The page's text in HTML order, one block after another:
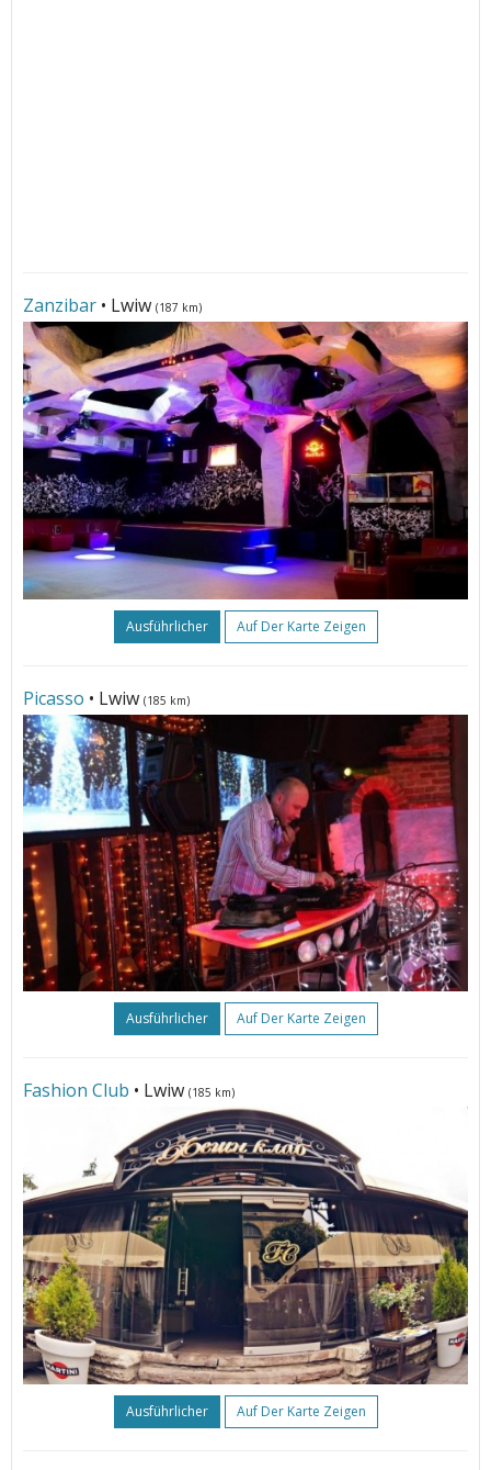
Zanzibar • Lwiw (187 km)
Ausführlicher Auf Der Karte Zeigen
Picasso • Lwiw (185 km)
Ausführlicher Auf Der Karte Zeigen
Fashion Club • Lwiw (185 km)
Ausführlicher Auf Der Karte Zeigen